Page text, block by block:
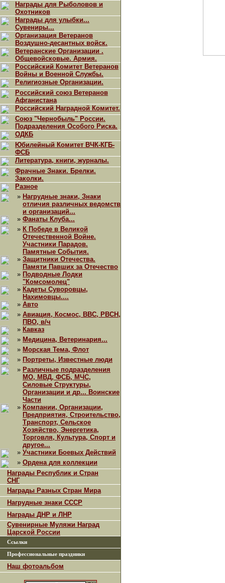
Награды для Рыболовов и
Охотников
Награды для улыбки...
Сувениры...
Организация Ветеранов
Воздушно-десантных войск.
Ветеранские Организации .
Общевойсковые. Армия.
Российский Комитет Ветеранов
Войны и Военной Службы.
Религиозные Организации.
Российский союз Ветеранов
Афганистана
Российский Наградной Комитет.
Союз "Чернобыль" России.
Подразделения Особого Риска.
ОДКБ
Юбилейный Комитет ВЧК-КГБ-
ФСБ
Литература, книги, журналы.
Фрачные Знаки. Брелки.
Заколки.
Разное
» Нагрудные знаки, Знаки
отличия различных ведомств
и организаций...
» Фанаты Клуба...
» К Победе в Великой
Отечественной Войне.
Участники Парадов.
Памятные События.
» Защитники Отечества.
Памяти Павших за Отечество
» Подводные Лодки
"Комсомолец"
» Кадеты Суворовцы,
Нахимовцы....
» Авто
» Авиация, Космос, ВВС, РВСН,
ПВО, в/ч
» Кавказ
» Медицина, Ветеринария...
» Морская Тема, Флот
» Портреты, Известные люди
» Различные подразделения
МО, МВД, ФСБ, МЧС,
Силовые Структуры,
Организации и др... Воинские
Части
» Компании, Организации,
Предприятия, Строительство,
Транспорт, Сельское
Хозяйство, Энергетика,
Торговля, Культура, Спорт и
другое...
» Участники Боевых Действий
» Ордена для коллекции
Награды Республик и Стран
СНГ
Награды Разных Стран Мира
Нагрудные знаки СССР
Награды ДНР и ЛНР
Сувенирные Муляжи Наград
Царской России
Ссылки
Профессиональные праздники
Наш фотоальбом